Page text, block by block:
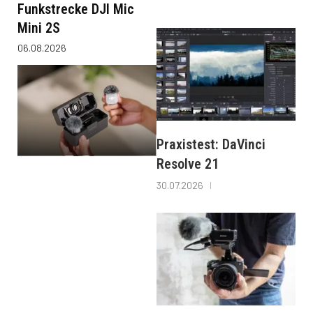
Funkstrecke DJI Mic
Mini 2S
06.08.2026
Praxistest: DaVinci
Resolve 21
30.07.2026